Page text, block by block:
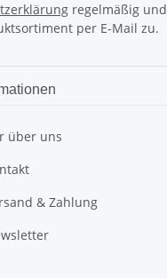
regelmäßig und
per E-Mail zu.
über uns
& Zahlung